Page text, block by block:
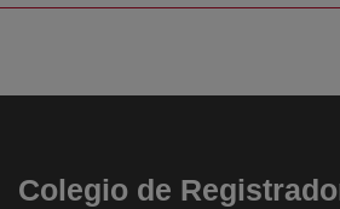
Colegio de